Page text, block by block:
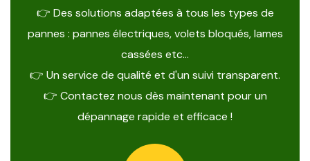
👉 Des solutions adaptées à tous les types de
pannes : pannes électriques, volets bloqués, lames
cassées etc…
👉 Un service de qualité et d'un suivi transparent.
👉 Contactez nous dès maintenant pour un
dépannage rapide et efficace !